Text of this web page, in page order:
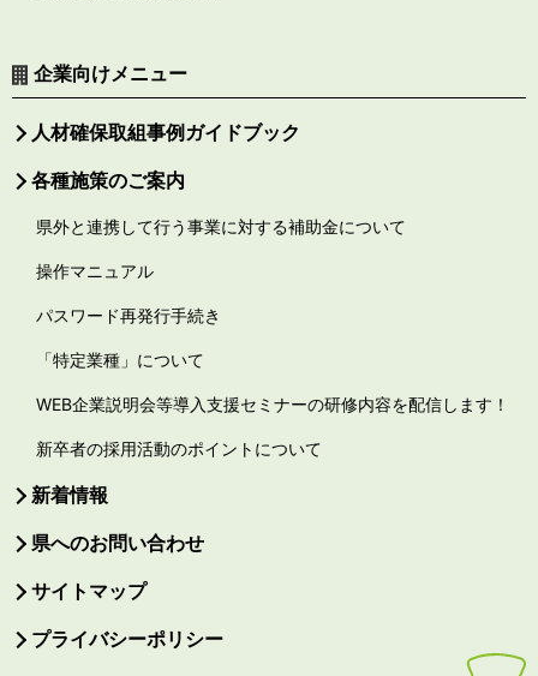
企業向けメニュー
人材確保取組事例ガイドブック
各種施策のご案内
県外と連携して行う事業に対する補助金について
操作マニュアル
パスワード再発行手続き
「特定業種」について
WEB企業説明会等導入支援セミナーの研修内容を配信します！
新卒者の採用活動のポイントについて
新着情報
県へのお問い合わせ
サイトマップ
プライバシーポリシー